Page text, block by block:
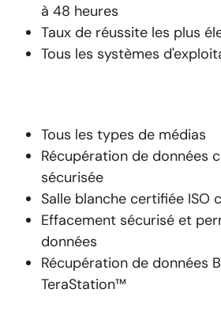
à 48 heures
Taux de réussite les plus
Tous les systèmes
Tous les types de médias
Récupération de données
sécurisée
Salle blanche certifiée ISO
Effacement sécurisé et
données
Récupération de données
TeraStation™